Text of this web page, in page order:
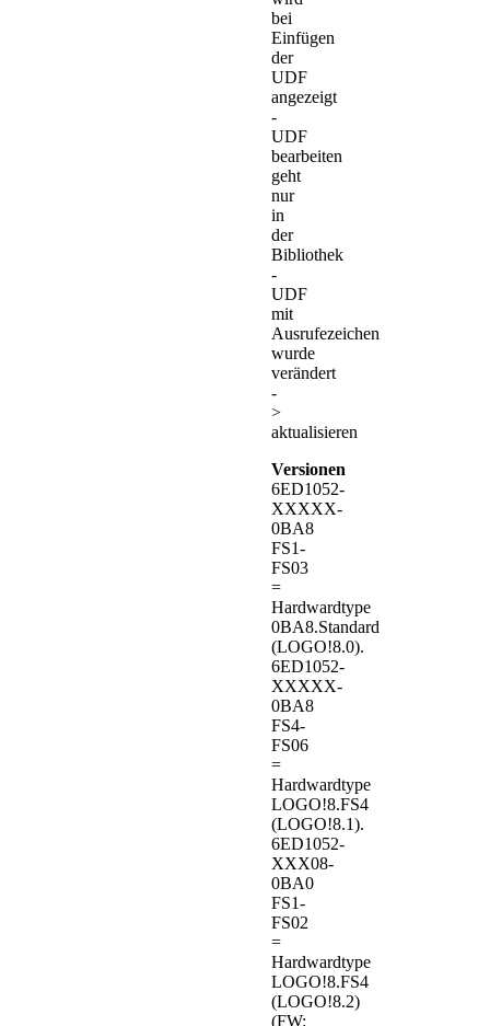
bei
Einfügen
der
UDF
angezeigt
-
UDF
bearbeiten
geht
nur
in
der
Bibliothek
-
UDF
mit
Ausrufezeichen
wurde
verändert
-
>
aktualisieren
Versionen
6ED1052-
XXXXX-
0BA8
FS1-
FS03
=
Hardwardtype
0BA8.Standard
(LOGO!8.0).
6ED1052-
XXXXX-
0BA8
FS4-
FS06
=
Hardwardtype
LOGO!8.FS4
(LOGO!8.1).
6ED1052-
XXX08-
0BA0
FS1-
FS02
=
Hardwardtype
LOGO!8.FS4
(LOGO!8.2)
(FW: